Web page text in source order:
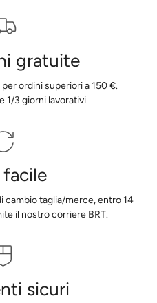
gratuite
ordini superiori a 150 €.
1/3 giorni lavorativi
facile
cambio taglia/merce, entro 14
il nostro corriere BRT.
sicuri